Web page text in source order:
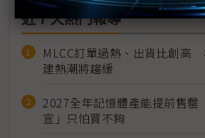
近７天熱門報導
MLCC訂單過熱、出貨比創高
建熱潮將趨緩
2027全年記憶體產能提前售
宣」只怕買不夠